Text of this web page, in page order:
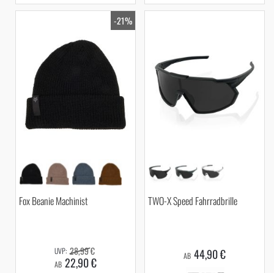
-21%
Fox Beanie Machinist
AB 22,90 €
28,99 €
TWO-X Speed Fahrradbrille
AB 44,90 €